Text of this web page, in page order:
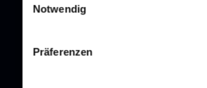
Nutzung der Dienste gesammelt
Notwendig
Präferenzen